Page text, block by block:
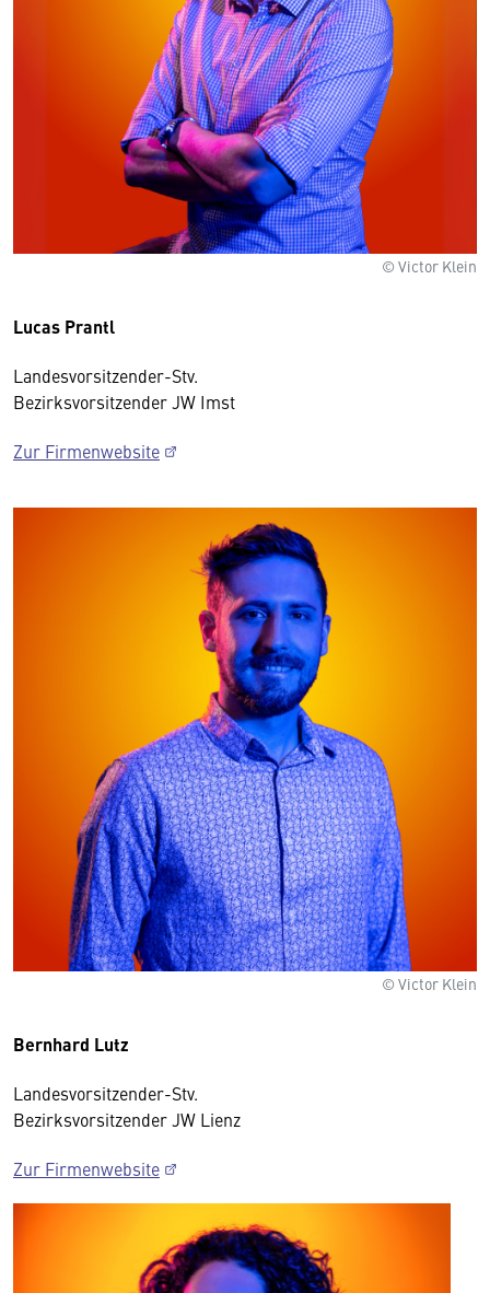
© Victor Klein
Lucas Prantl
Landesvorsitzender-Stv.
Bezirksvorsitzender JW Imst
Zur Firmenwebsite
© Victor Klein
Bernhard Lutz
Landesvorsitzender-Stv.
Bezirksvorsitzender JW Lienz
Zur Firmenwebsite